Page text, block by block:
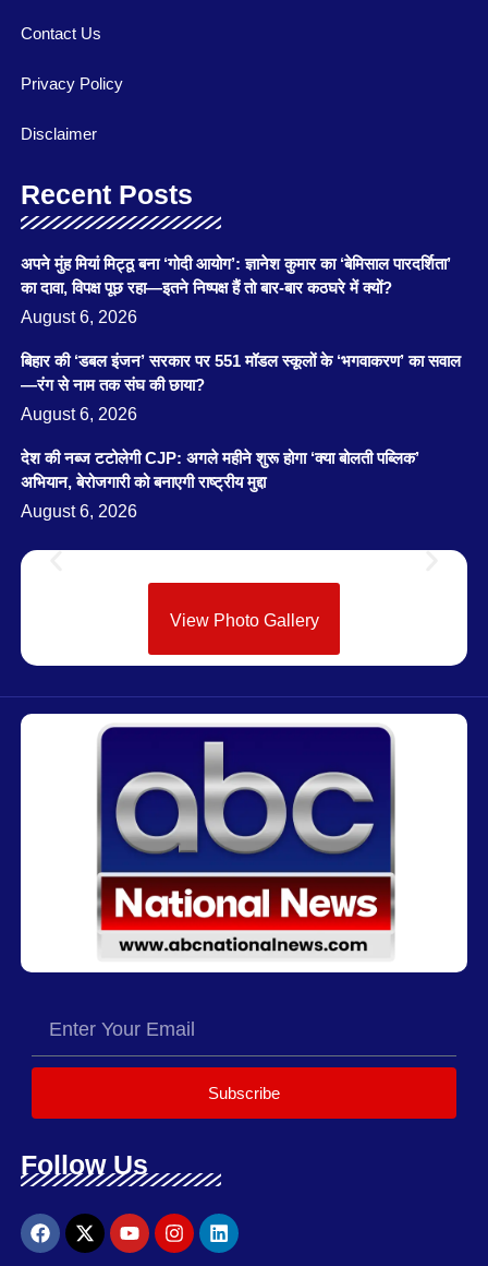
Contact Us
Privacy Policy
Disclaimer
Recent Posts
अपने मुंह मियां मिट्ठू बना ‘गोदी आयोग’: ज्ञानेश कुमार का ‘बेमिसाल पारदर्शिता’
का दावा, विपक्ष पूछ रहा—इतने निष्पक्ष हैं तो बार-बार कठघरे में क्यों?
August 6, 2026
बिहार की ‘डबल इंजन’ सरकार पर 551 मॉडल स्कूलों के ‘भगवाकरण’ का सवाल
—रंग से नाम तक संघ की छाया?
August 6, 2026
देश की नब्ज टटोलेगी CJP: अगले महीने शुरू होगा ‘क्या बोलती पब्लिक’
अभियान, बेरोजगारी को बनाएगी राष्ट्रीय मुद्दा
August 6, 2026
View Photo Gallery
Subscribe
Follow Us